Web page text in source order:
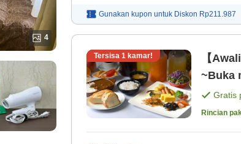
4
Gunakan kupon untuk Diskon Rp211.987
Tersisa 1 kamar!
【
~Buka
Gratis
Rincian